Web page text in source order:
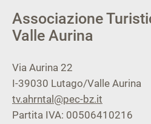
Associazione
Valle Aurina
Via Aurina 22
I-39030 Lutago/Valle Aurina
tv.ahrntal@pec-bz.it
Partita IVA: 00506410216